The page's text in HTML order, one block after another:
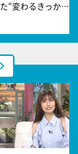
た“変わるきっか…